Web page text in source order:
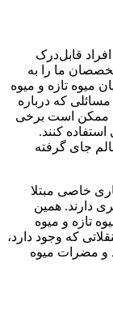
قابل‌درک
ما را به
میوه تازه و میوه
که درباره
ممکن است برخی
کنند.
جای گرفته
خاصی مبتلا
دارند. همین
تازه و میوه
که وجود دارد،
و مضرات میوه